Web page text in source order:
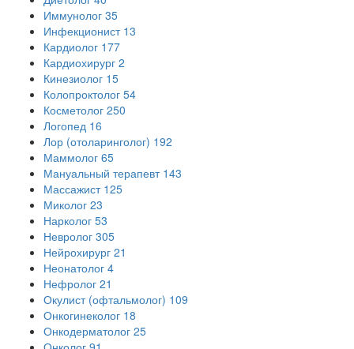
Иммунолог 35
Инфекционист 13
Кардиолог 177
Кардиохирург 2
Кинезиолог 15
Колопроктолог 54
Косметолог 250
Логопед 16
Лор (отоларинголог) 192
Маммолог 65
Мануальный терапевт 143
Массажист 125
Миколог 23
Нарколог 53
Невролог 305
Нейрохирург 21
Неонатолог 4
Нефролог 21
Окулист (офтальмолог) 109
Онкогинеколог 18
Онкодерматолог 25